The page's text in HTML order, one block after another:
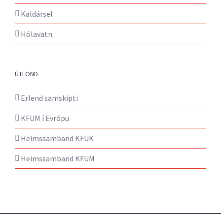
Kaldársel
Hólavatn
ÚTLÖND
Erlend samskipti
KFUM í Evrópu
Heimssamband KFUK
Heimssamband KFUM